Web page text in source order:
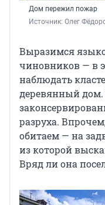
Дом пережил пожар
Источник: Олег
Выразимся
чиновников — в
наблюдать
деревянный дом.
разруха.
обитаем — на
из которой
Вряд ли она